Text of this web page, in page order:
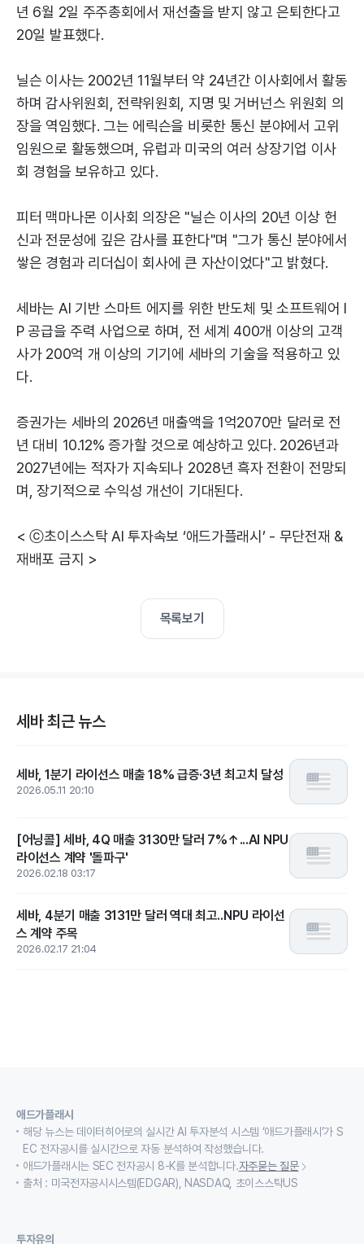
년 6월 2일 주주총회에서 재선출을 받지 않고 은퇴한다고
20일 발표했다.
닐슨 이사는 2002년 11월부터 약 24년간 이사회에서 활동
하며 감사위원회, 전략위원회, 지명 및 거버넌스 위원회 의
장을 역임했다. 그는 에릭슨을 비롯한 통신 분야에서 고위
임원으로 활동했으며, 유럽과 미국의 여러 상장기업 이사
회 경험을 보유하고 있다.
피터 맥마나몬 이사회 의장은 "닐슨 이사의 20년 이상 헌
신과 전문성에 깊은 감사를 표한다"며 "그가 통신 분야에서
쌓은 경험과 리더십이 회사에 큰 자산이었다"고 밝혔다.
세바는 AI 기반 스마트 에지를 위한 반도체 및 소프트웨어 I
P 공급을 주력 사업으로 하며, 전 세계 400개 이상의 고객
사가 200억 개 이상의 기기에 세바의 기술을 적용하고 있
다.
증권가는 세바의 2026년 매출액을 1억2070만 달러로 전
년 대비 10.12% 증가할 것으로 예상하고 있다. 2026년과
2027년에는 적자가 지속되나 2028년 흑자 전환이 전망되
며, 장기적으로 수익성 개선이 기대된다.
< ⓒ초이스스탁 AI 투자속보 ‘애드가플래시’ - 무단전재 &
재배포 금지 >
목록보기
세바 최근 뉴스
세바, 1분기 라이선스 매출 18% 급증·3년 최고치 달성
2026.05.11 20:10
[어닝콜] 세바, 4Q 매출 3130만 달러 7%↑...AI NPU
라이선스 계약 '돌파구'
2026.02.18 03:17
세바, 4분기 매출 3131만 달러 역대 최고..NPU 라이선
스 계약 주목
2026.02.17 21:04
애드가플래시
해당 뉴스는 데이터히어로의 실시간 AI 투자분석 시스템 ‘애드가플래시’가 S
EC 전자공시를 실시간으로 자동 분석하여 작성했습니다.
애드가플래시는 SEC 전자공시 8-K를 분석합니다.자주묻는 질문
출처 : 미국전자공시시스템(EDGAR), NASDAQ, 초이스스탁US
투자유의